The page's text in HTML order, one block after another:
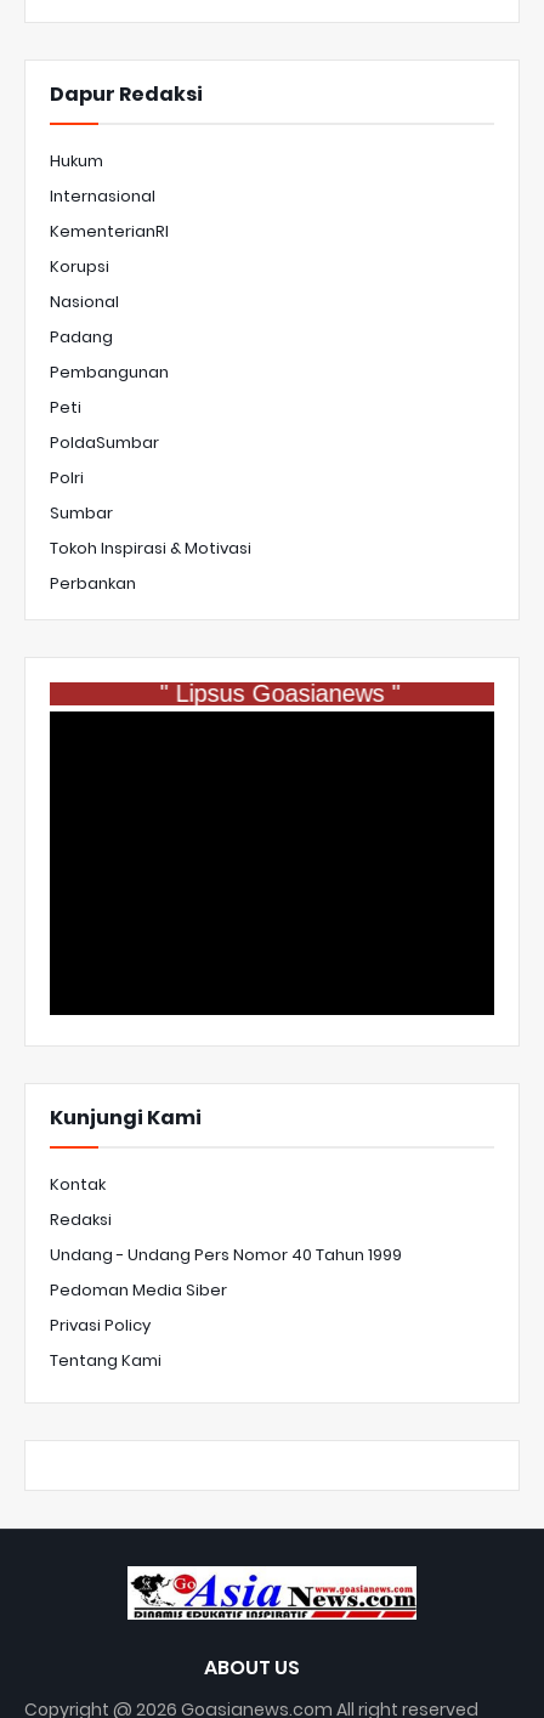
Dapur Redaksi
Hukum
Internasional
KementerianRI
Korupsi
Nasional
Padang
Pembangunan
Peti
PoldaSumbar
Polri
Sumbar
Tokoh Inspirasi & Motivasi
Perbankan
" Lipsus Goasianews "
Kunjungi Kami
Kontak
Redaksi
Undang - Undang Pers Nomor 40 Tahun 1999
Pedoman Media Siber
Privasi Policy
Tentang Kami
ABOUT US
Copyright @ 2026 Goasianews.com All right reserved